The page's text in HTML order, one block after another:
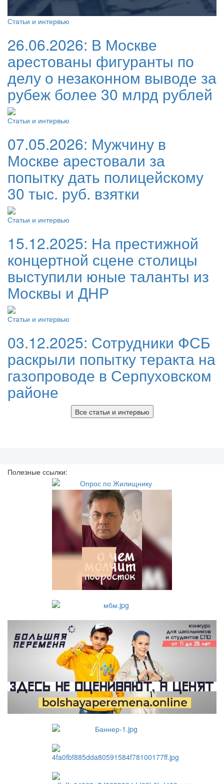
Статьи и интервью
26.06.2026: В Москве
арестованы фигуранты по
делу о незаконном выводе за
рубеж более 30 млрд рублей
Статьи и интервью
07.05.2026: Мужчину в
Москве арестовали за
попытку дать полицейскому
30 тыс. руб. взятки
Статьи и интервью
15.12.2025: На престижной
концертной сцене столицы
выступили юные таланты из
Москвы и ДНР
Статьи и интервью
03.12.2025: Сотрудники ФСБ
раскрыли попытку теракта на
газопроводе в Серпуховском
районе
Все статьи и интервью
Полезные ссылки: